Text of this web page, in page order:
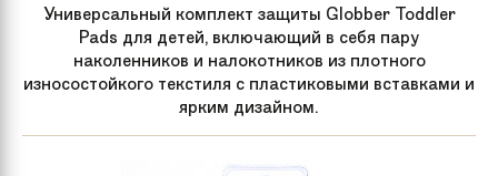
Универсальный комплект защиты Globber Toddler
Pads для детей, включающий в себя пару
наколенников и налокотников из плотного
износостойкого текстиля с пластиковыми вставками и
ярким дизайном.